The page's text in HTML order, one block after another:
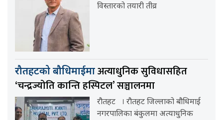
विस्तारको तयारी तीव्र
रौतहटको बौधिमाईमाअत्याधुनिक सुविधासहित
‘चन्द्रज्योति कान्ति हस्पिटल’ सञ्चालनमा
रौतहट । रौतहट जिल्लाको बौधिमाई
नगरपालिका बंकुलमा अत्याधुनिक